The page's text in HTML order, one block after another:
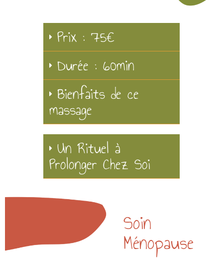
Prix : 75€
Durée : 60min
Bienfaits de ce
massage
Un Rituel à
Prolonger Chez Soi
Soin
Ménopause